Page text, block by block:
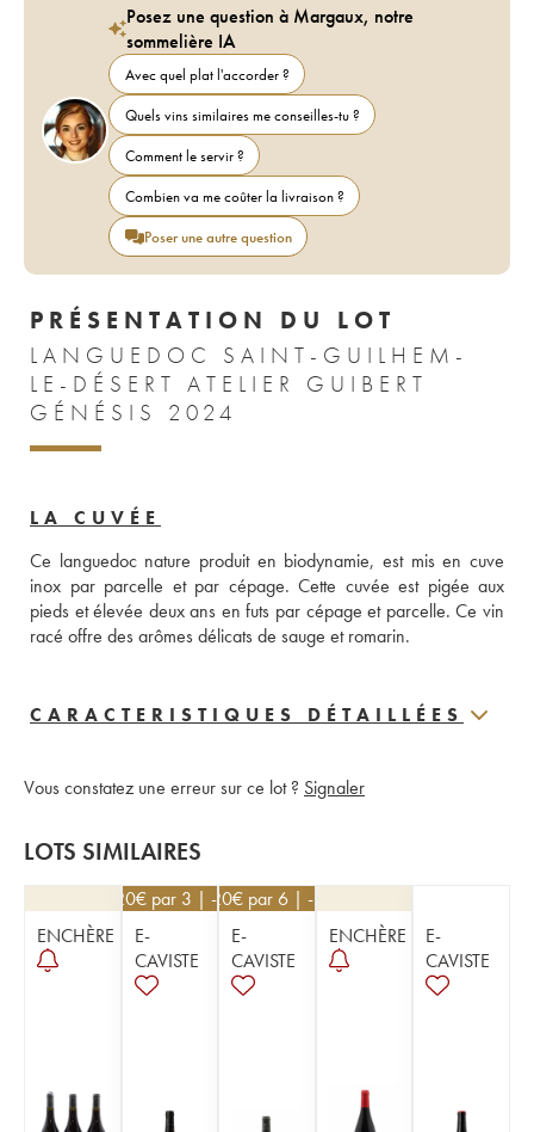
Posez une question à Margaux, notre
sommelière IA
Avec quel plat l'accorder ?
Quels vins similaires me conseilles-tu ?
Comment le servir ?
Combien va me coûter la livraison ?
Poser une autre question
PRÉSENTATION DU LOT
LANGUEDOC SAINT-GUILHEM-
LE-DÉSERT ATELIER GUIBERT
GÉNÉSIS 2024
LA CUVÉE
Ce languedoc nature produit en biodynamie, est mis en cuve
inox par parcelle et par cépage. Cette cuvée est pigée aux
pieds et élevée deux ans en futs par cépage et parcelle. Ce vin
racé offre des arômes délicats de sauge et romarin.
CARACTERISTIQUES DÉTAILLÉES
Vous constatez une erreur sur ce lot ? Signaler
LOTS SIMILAIRES
ENCHÈRE
25,20€ par 3 | -10%
E-
CAVISTE
25,20€ par 6 | -10%
E-
CAVISTE
ENCHÈRE
E-
CAVISTE